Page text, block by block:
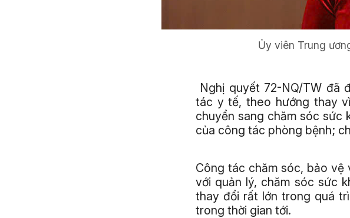
Ủy viên Trung
Nghị quyết 72-NQ/TW đã
tác y tế, theo hướng thay
chuyển sang chăm sóc sức
của công tác phòng bệnh;
Công tác chăm sóc, bảo vệ
với quản lý, chăm sóc sức
thay đổi rất lớn trong quá
trong thời gian tới.